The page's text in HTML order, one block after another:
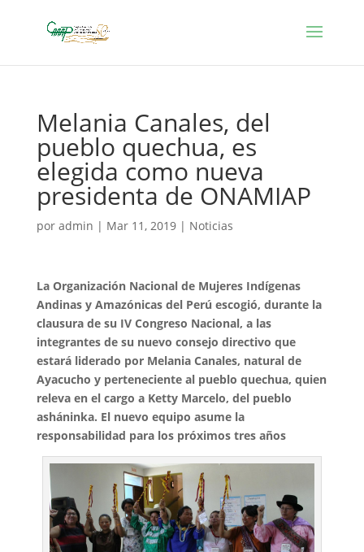
Melania Canales, del
pueblo quechua, es
elegida como nueva
presidenta de ONAMIAP
por admin | Mar 11, 2019| Noticias
La Organización Nacional de Mujeres Indígenas
Andinas y Amazónicas del Perú escogió, durante la
clausura de su IV Congreso Nacional, a las
integrantes de su nuevo consejo directivo que
estará liderado por Melania Canales, natural de
Ayacucho y perteneciente al pueblo quechua, quien
releva en el cargo a Ketty Marcelo, del pueblo
asháninka. El nuevo equipo asume la
responsabilidad para los próximos tres años